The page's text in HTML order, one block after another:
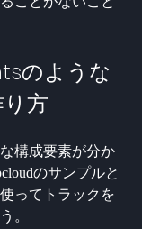
のような
方
構成要素が分か
のサンプルと
ってトラックを
。